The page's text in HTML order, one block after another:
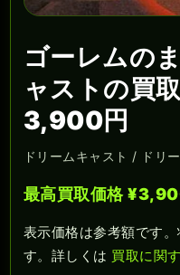
ゴーレムの
ャストの買
3,900円
ドリームキャスト / ドリ
最高買取価格
表示価格は参考額です
す。詳しくは 買取に関